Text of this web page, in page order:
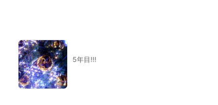
5年目!!!